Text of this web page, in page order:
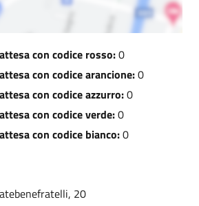
con codice rosso:0
con codice arancione:0
con codice azzurro:0
con codice verde:0
con codice bianco:0
20